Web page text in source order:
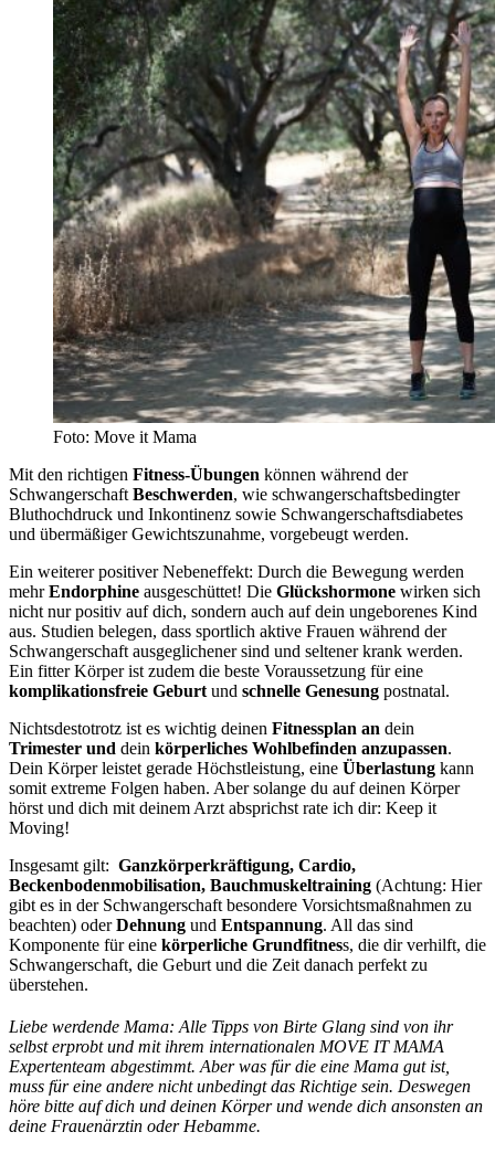
Foto: Move it Mama
Mit den richtigen Fitness-Übungen können während der
Schwangerschaft Beschwerden, wie schwangerschaftsbedingter
Bluthochdruck und Inkontinenz sowie Schwangerschaftsdiabetes
und übermäßiger Gewichtszunahme, vorgebeugt werden.
Ein weiterer positiver Nebeneffekt: Durch die Bewegung werden
mehrEndorphine ausgeschüttet! Die Glückshormone wirken sich
nicht nur positiv auf dich, sondern auch auf dein ungeborenes Kind
aus. Studien belegen, dass sportlich aktive Frauen während der
Schwangerschaft ausgeglichener sind und seltener krank werden.
Ein fitter Körper ist zudem die beste Voraussetzung für eine
komplikationsfreie Geburt und schnelle Genesung postnatal.
Nichtsdestotrotz ist es wichtig deinen Fitnessplan an dein
Trimester und dein körperliches Wohlbefinden anzupassen.
Dein Körper leistet gerade Höchstleistung, eine Überlastung kann
somit extreme Folgen haben. Aber solange du auf deinen Körper
hörst und dich mit deinem Arzt absprichst rate ich dir: Keep it
Moving!
Insgesamt gilt: Ganzkörperkräftigung, Cardio,
Beckenbodenmobilisation, Bauchmuskeltraining (Achtung: Hier
gibt es in der Schwangerschaft besondere Vorsichtsmaßnahmen zu
beachten) oderDehnung und Entspannung. All das sind
Komponente für eine körperliche Grundfitness, die dir verhilft, die
Schwangerschaft, die Geburt und die Zeit danach perfekt zu
überstehen.
Liebe werdende Mama: Alle Tipps von Birte Glang sind von ihr
selbst erprobt und mit ihrem internationalen MOVE IT MAMA
Expertenteam abgestimmt. Aber was für die eine Mama gut ist,
muss für eine andere nicht unbedingt das Richtige sein. Deswegen
höre bitte auf dich und deinen Körper und wende dich ansonsten an
deine Frauenärztin oder Hebamme.